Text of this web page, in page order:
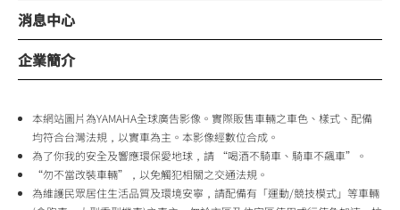
消息中心
企業簡介
本網站圖片為YAMAHA全球廣告影像。實際販售車輛之車色、樣式、配備
均符合台灣法規，以實車為主。本影像經數位合成。
為了你我的安全及響應環保愛地球，請 “喝酒不騎車、騎車不飆車”。
“勿不當改裝車輛”，以免觸犯相關之交通法規。
為維護民眾居住生活品質及環境安寧，請配備有「運動/競技模式」等車輛